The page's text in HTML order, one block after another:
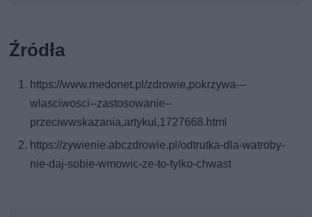
Źródła
https://www.medonet.pl/zdrowie,pokrzywa---
wlasciwosci--zastosowanie--
przeciwwskazania,artykul,1727668.html
https://zywienie.abczdrowie.pl/odtrutka-dla-watroby-
nie-daj-sobie-wmowic-ze-to-tylko-chwast